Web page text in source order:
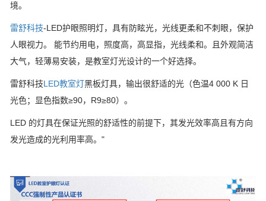
境。
雷舒科技-LED护眼照明灯，具有防眩光，光线更柔和不刺眼，保护
人眼视力。 能节约用电，照度高，高显指，光线柔和。且外观简洁
大气，轻薄易安装，是教室灯光设计的一个好选择。
雷舒科技LED教室灯黑板灯具，输出很舒适的光（色温4 000 K 日
光色；显色指数≥90，R9≥80）。
LED 的灯具在保证光照的舒适性的前提下，其发光效率高且有方向
发光造成的光利用率高。"